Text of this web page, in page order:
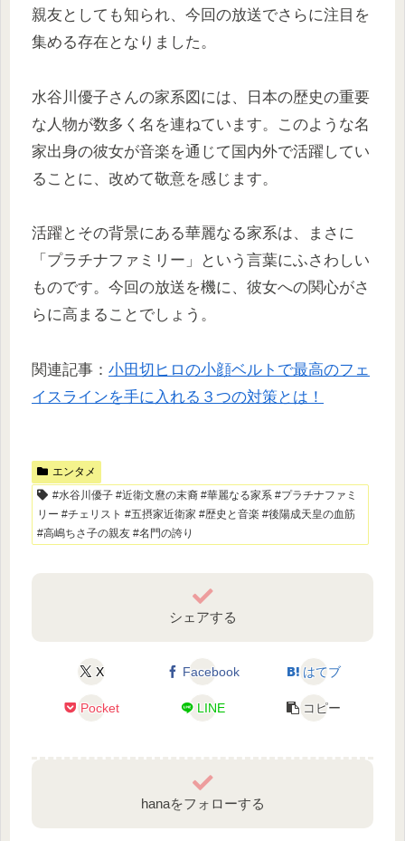
親友としても知られ、今回の放送でさらに注目を
集める存在となりました。
水谷川優子さんの家系図には、日本の歴史の重要
な人物が数多く名を連ねています。このような名
家出身の彼女が音楽を通じて国内外で活躍してい
ることに、改めて敬意を感じます。
活躍とその背景にある華麗なる家系は、まさに
「プラチナファミリー」という言葉にふさわしい
ものです。今回の放送を機に、彼女への関心がさ
らに高まることでしょう。
関連記事： 小田切ヒロの小顔ベルトで最高のフェ
イスラインを手に入れる３つの対策とは！
エンタメ
#水谷川優子 #近衛文麿の末裔 #華麗なる家系 #プラチナファミ
リー #チェリスト #五摂家近衛家 #歴史と音楽 #後陽成天皇の血筋
#高嶋ちさ子の親友 #名門の誇り
シェアする
X Facebook はてブ
Pocket LINE コピー
hanaをフォローする